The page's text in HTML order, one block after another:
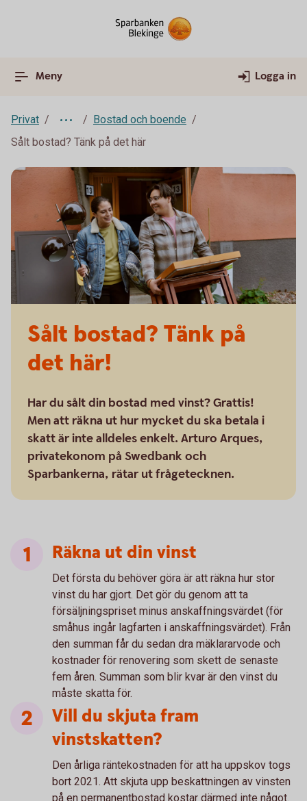
Meny Logga in
Privat
Bostad och boende
Sålt bostad? Tänk på det här
Sålt bostad? Tänk på
det här!
Har du sålt din bostad med vinst? Grattis!
Men att räkna ut hur mycket du ska betala i
skatt är inte alldeles enkelt. Arturo Arques,
privatekonom på Swedbank och
Sparbankerna, rätar ut frågetecknen.
Räkna ut din vinst
Det första du behöver göra är att räkna hur stor
vinst du har gjort. Det gör du genom att ta
försäljningspriset minus anskaffningsvärdet (för
småhus ingår lagfarten i anskaffningsvärdet). Från
den summan får du sedan dra mäklararvode och
kostnader för renovering som skett de senaste
fem åren. Summan som blir kvar är den vinst du
måste skatta för.
Vill du skjuta fram
vinstskatten?
Den årliga räntekostnaden för att ha uppskov togs
bort 2021. Att skjuta upp beskattningen av vinsten
på en permanentbostad kostar därmed inte något.